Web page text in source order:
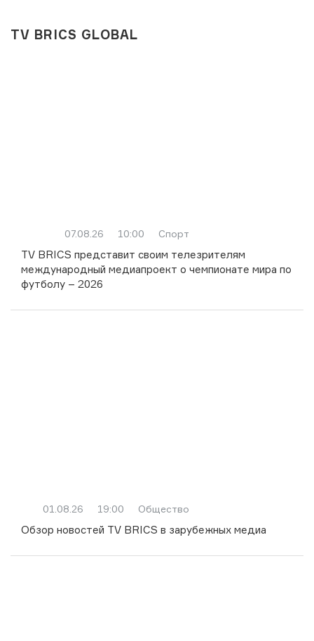
TV BRICS GLOBAL
07.08.26 10:00 Спорт
TV BRICS представит своим телезрителям
международный медиапроект о чемпионате мира по
футболу – 2026
01.08.26 19:00 Общество
Обзор новостей TV BRICS в зарубежных медиа